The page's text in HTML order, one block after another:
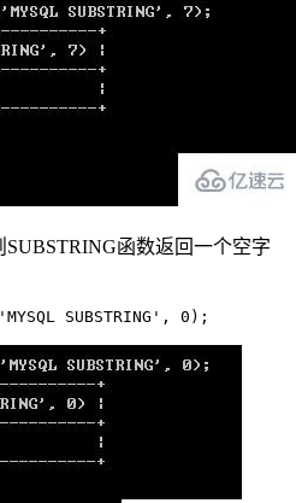
SUBSTRING函数返回一个空字
SUBSTRING', 0);